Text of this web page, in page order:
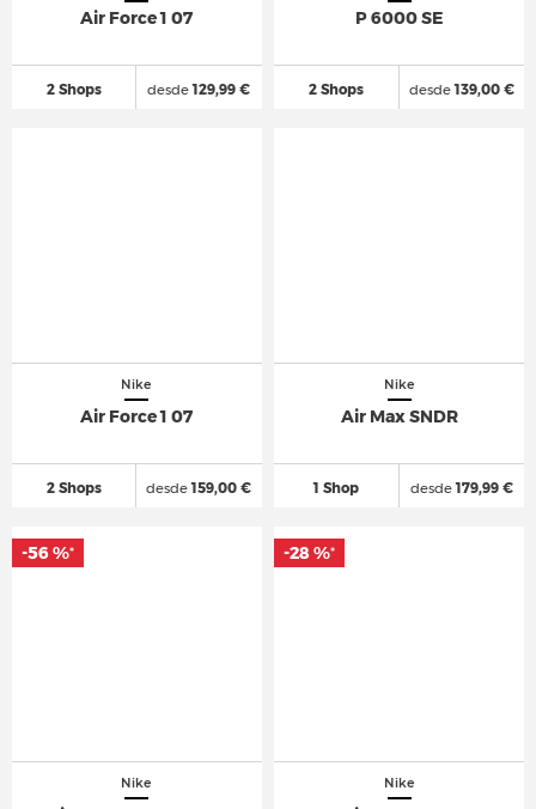
Air Force 1 07
2 Shops desde129,99 €
P 6000 SE
2 Shops desde139,00 €
Nike
Air Force 1 07
2 Shops desde159,00 €
Nike
Air Max SNDR
1 Shop desde179,99 €
Nike
-56 %*
Nike
-28 %*